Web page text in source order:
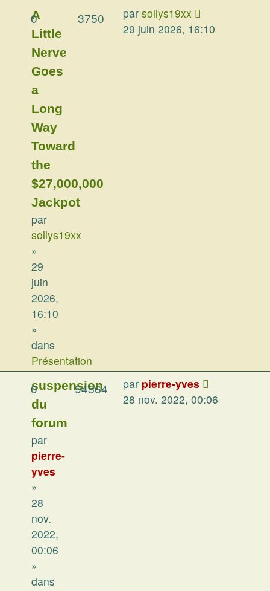
A
Little
Nerve
Goes
a
Long
Way
Toward
the
$27,000,000
Jackpot
par
sollys19xx
»
29
juin
2026,
16:10
»
dans
Présentation
0 3750 par sollys19xx
29 juin 2026, 16:10
suspension
du
forum
par
pierre-
yves
»
28
nov.
2022,
00:06
»
dans
0 94564 par pierre-yves
28 nov. 2022, 00:06